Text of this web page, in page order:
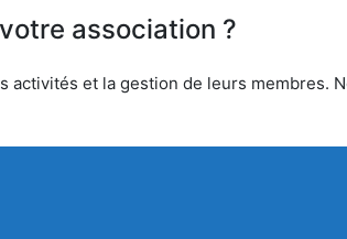
association ?
activités et la gestion de leurs